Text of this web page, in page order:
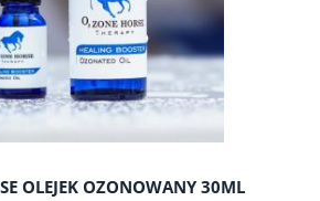
OLEJEK OZONOWANY 30ML